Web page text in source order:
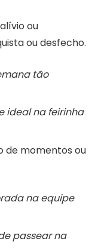
ou
ou desfecho.
tão
ideal na feirinha
de momentos ou
na equipe
passear na